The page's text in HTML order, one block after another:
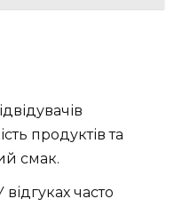
продуктів та
смак.
відгуках часто